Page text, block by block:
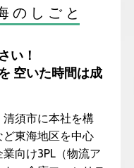
の し ご と
い！
空いた時間は成
須市に本社を構
東海地区を中心
業向け3PL（物流ア